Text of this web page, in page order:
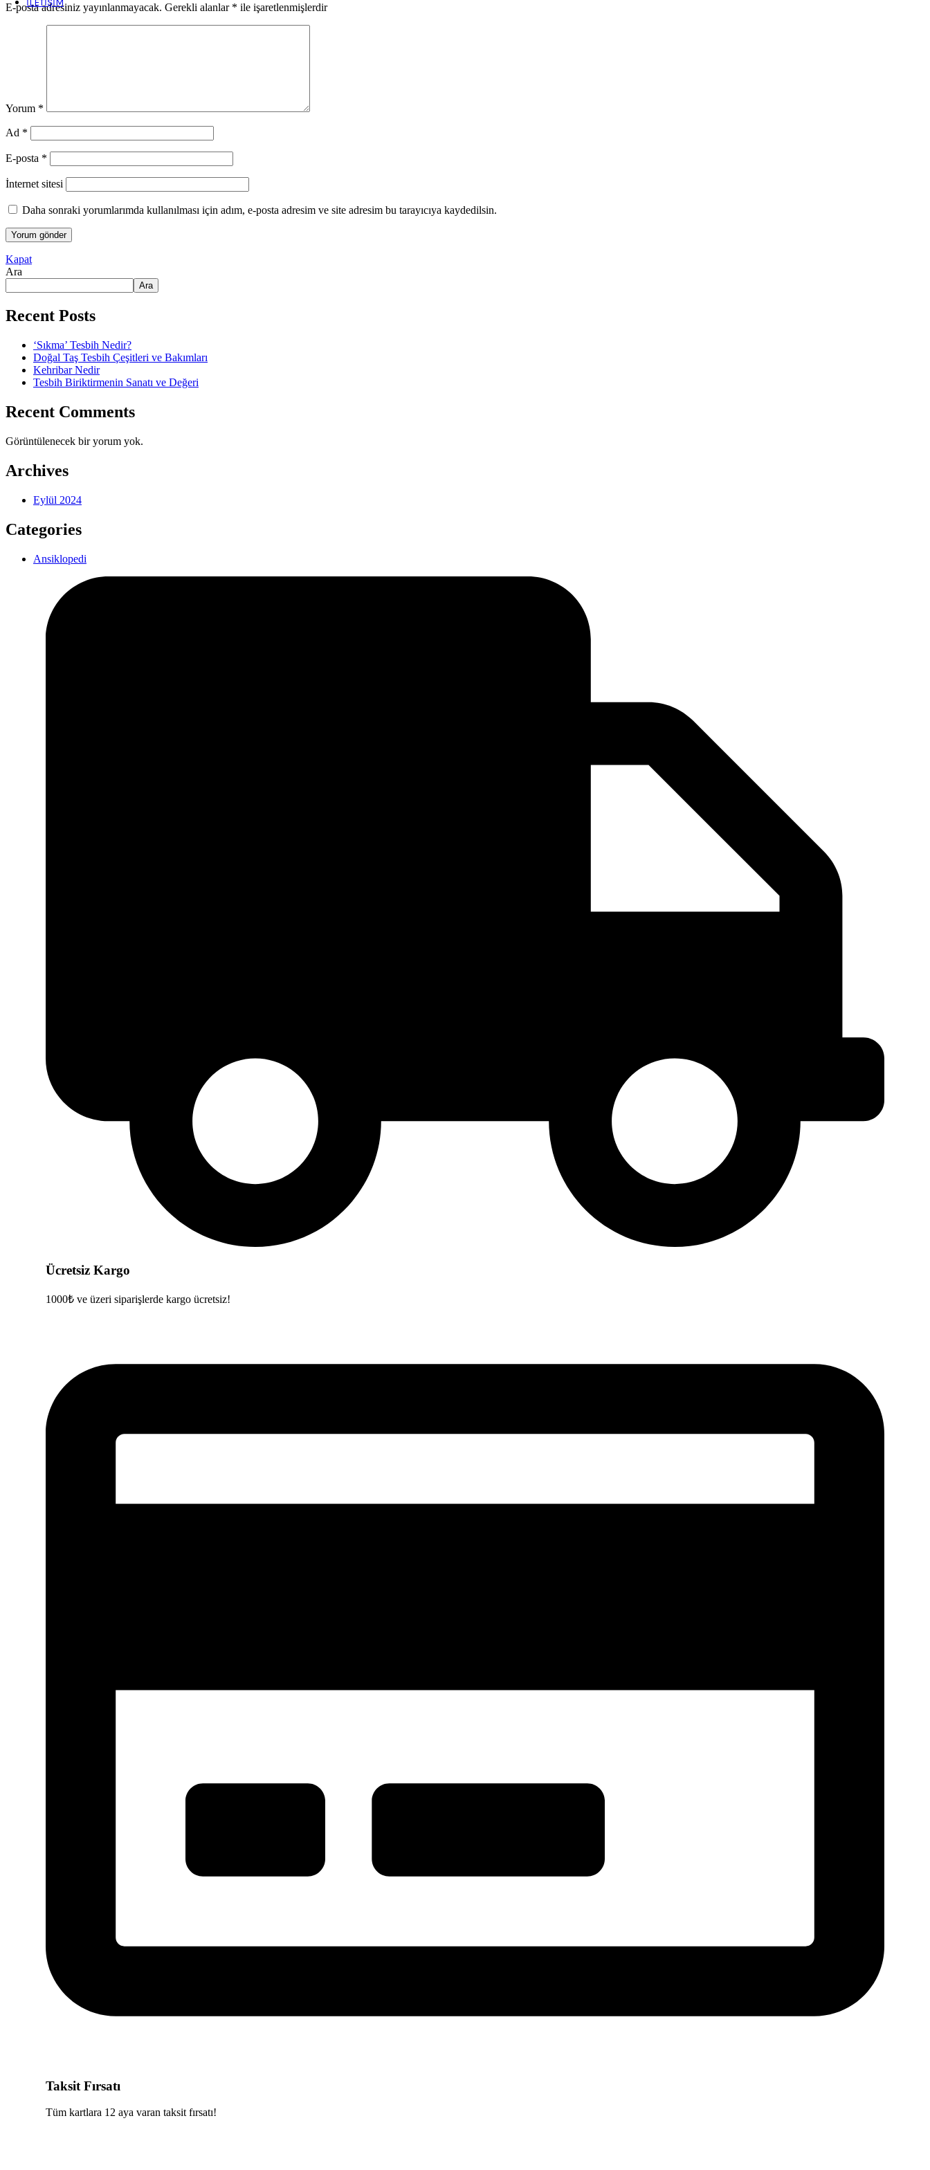
İLETIŞIM
E-posta adresiniz yayınlanmayacak. Gerekli alanlar * ile işaretlenmişlerdir
Yorum *
Ad *
E-posta *
İnternet sitesi
Daha sonraki yorumlarımda kullanılması için adım, e-posta adresim ve site adresim bu tarayıcıya kaydedilsin.
Kapat
Ara
Ara
Recent Posts
‘Sıkma’ Tesbih Nedir?
Doğal Taş Tesbih Çeşitleri ve Bakımları
Kehribar Nedir
Tesbih Biriktirmenin Sanatı ve Değeri
Recent Comments
Görüntülenecek bir yorum yok.
Archives
Eylül 2024
Categories
Ansiklopedi
Ücretsiz Kargo
1000₺ ve üzeri siparişlerde kargo ücretsiz!
Taksit Fırsatı
Tüm kartlara 12 aya varan taksit fırsatı!